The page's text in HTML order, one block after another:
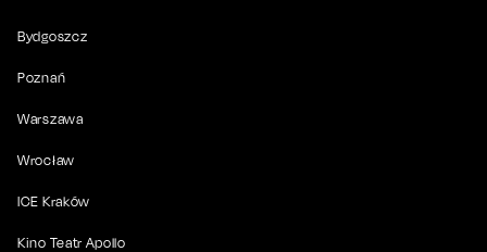
Bydgoszcz
Poznań
Warszawa
Wrocław
ICE Kraków
Kino Teatr Apollo